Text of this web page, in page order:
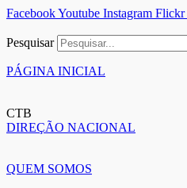
FacebookYoutube Instagram Flickr
Pesquisar
PÁGINA INICIAL
CTB
DIREÇÃO NACIONAL
QUEM SOMOS